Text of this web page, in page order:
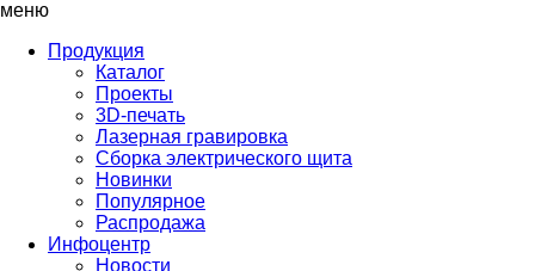
меню
Продукция
Каталог
Проекты
3D-печать
Лазерная гравировка
Сборка электрического щита
Новинки
Популярное
Распродажа
Инфоцентр
Новости